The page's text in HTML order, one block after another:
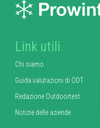
Link utili
Chi siamo
Guida valutazioni di ODT
Redazione Outdoortest
Notizie delle aziende